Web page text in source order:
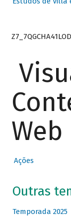
Web
Ações
Outras
Temporada 2025